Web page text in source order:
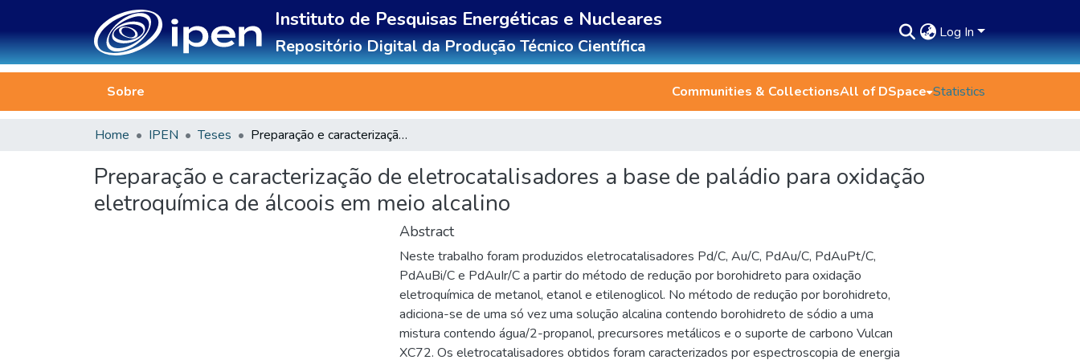
Instituto de Pesquisas Energéticas e Nucleares
Repositório Digital da Produção Técnico Científica
Log In
Sobre Communities & CollectionsAll of DSpace Statistics
Home IPEN Teses Preparação e caracterização de eletrocatalisadores a base de paládio para oxidação eletroquímica de álcoois em meio alcalino
Preparação e caracterização de eletrocatalisadores a base de paládio para oxidação
eletroquímica de álcoois em meio alcalino
Abstract
Neste trabalho foram produzidos eletrocatalisadores Pd/C, Au/C, PdAu/C, PdAuPt/C,
PdAuBi/C e PdAuIr/C a partir do método de redução por borohidreto para oxidação
eletroquímica de metanol, etanol e etilenoglicol. No método de redução por borohidreto,
adiciona-se de uma só vez uma solução alcalina contendo borohidreto de sódio a uma
mistura contendo água/2-propanol, precursores metálicos e o suporte de carbono Vulcan
XC72. Os eletrocatalisadores obtidos foram caracterizados por espectroscopia de energia